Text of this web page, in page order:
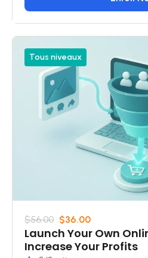
Tous niveaux
$56.00 $36.00
Launch Your Own
Increase Your Profits